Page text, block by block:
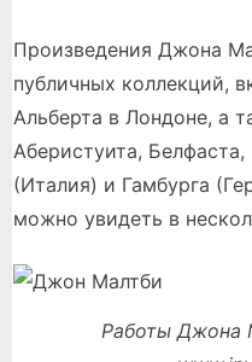
Произведения Джона
публичных коллекций,
Альберта в Лондоне, а
Аберистуита,
(Италия) и Гамбурга
можно увидеть в
Работы Джона